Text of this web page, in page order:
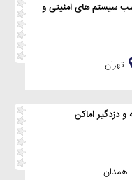
سیستم های امنیتی و
تهران
دزدگیر اماکن
همدان